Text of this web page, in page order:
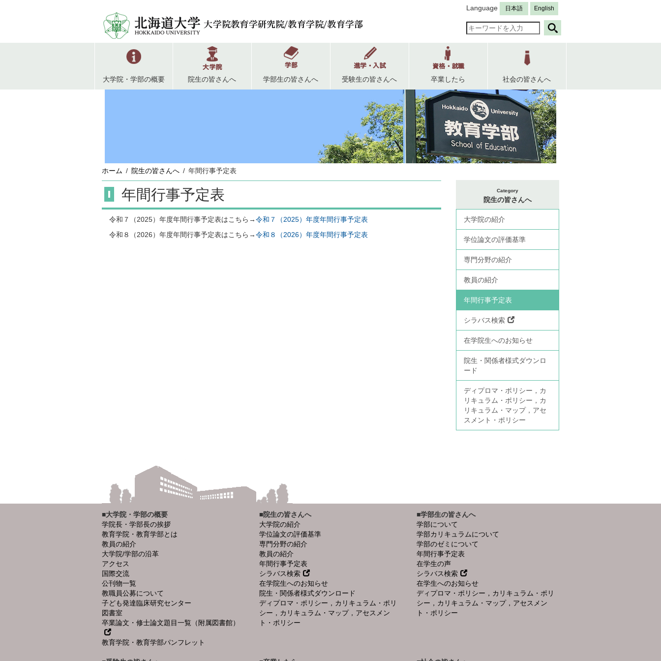
Language 日本語 English
大学院・学部の概要 院生の皆さんへ 学部生の皆さんへ 受験生の皆さんへ 卒業したら 社会の皆さんへ
ホーム 院生の皆さんへ 年間行事予定表
年間行事予定表
令和７（2025）年度年間行事予定表はこちら→令和７（2025）年度年間行事予定表
令和８（2026）年度年間行事予定表はこちら→令和８（2026）年度年間行事予定表
Category
院生の皆さんへ
大学院の紹介
学位論文の評価基準
専門分野の紹介
教員の紹介
年間行事予定表
シラバス検索
在学院生へのお知らせ
院生・関係者様式ダウンロ
ード
ディプロマ・ポリシー，カ
リキュラム・ポリシー，カ
リキュラム・マップ，アセ
スメント・ポリシー
■大学院・学部の概要
学院長・学部長の挨拶
教育学院・教育学部とは
教員の紹介
大学院/学部の沿革
アクセス
国際交流
公刊物一覧
教職員公募について
子ども発達臨床研究センター
図書室
卒業論文・修士論文題目一覧（附属図書館）
教育学院・教育学部パンフレット
■院生の皆さんへ
大学院の紹介
学位論文の評価基準
専門分野の紹介
教員の紹介
年間行事予定表
シラバス検索
在学院生へのお知らせ
院生・関係者様式ダウンロード
ディプロマ・ポリシー，カリキュラム・ポリ
シー，カリキュラム・マップ，アセスメン
ト・ポリシー
■学部生の皆さんへ
学部について
学部カリキュラムについて
学部のゼミについて
年間行事予定表
在学生の声
シラバス検索
在学生へのお知らせ
ディプロマ・ポリシー，カリキュラム・ポリ
シー，カリキュラム・マップ，アセスメン
ト・ポリシー